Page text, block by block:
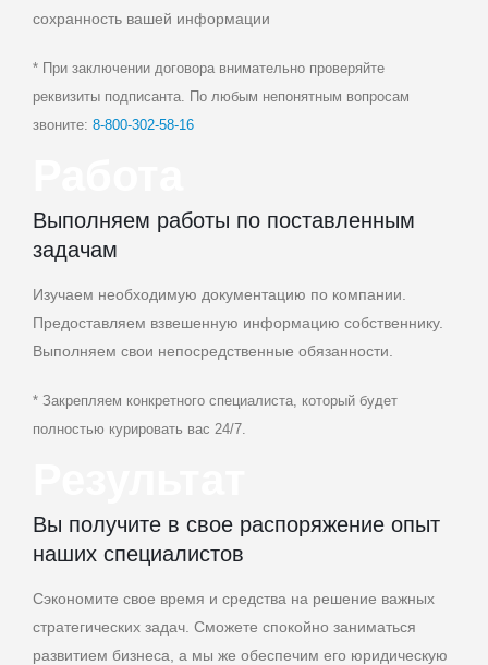
сохранность вашей информации
* При заключении договора внимательно проверяйте
реквизиты подписанта. По любым непонятным вопросам
звоните: 8‑800‑302‑58‑16
Выполняем работы по поставленным
задачам
Изучаем необходимую документацию по компании.
Предоставляем взвешенную информацию собственнику.
Выполняем свои непосредственные обязанности.
* Закрепляем конкретного специалиста, который будет
полностью курировать вас 24/7.
Вы получите в свое распоряжение опыт
наших специалистов
Сэкономите свое время и средства на решение важных
стратегических задач. Сможете спокойно заниматься
развитием бизнеса, а мы же обеспечим его юридическую